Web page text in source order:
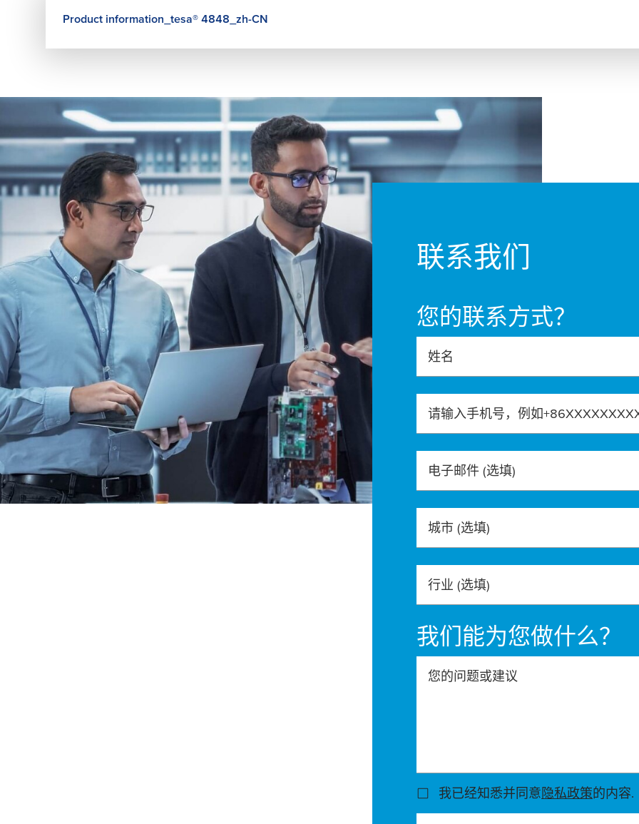
Product information_ tesa® 4848_zh-CN
联系我们
您的联系方式？
姓名
请输入手机号，例如
电子邮件 (选填)
城市 (选填)
行业 (选填)
我们能为您做什么？
您的问题或建议
我已经知悉并同意隐私政策的内容.